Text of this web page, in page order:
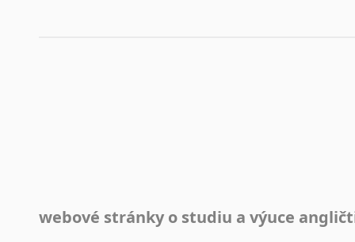
Jazykový korpus je elektronický soubor autentických
webové stránky o studiu a výuce